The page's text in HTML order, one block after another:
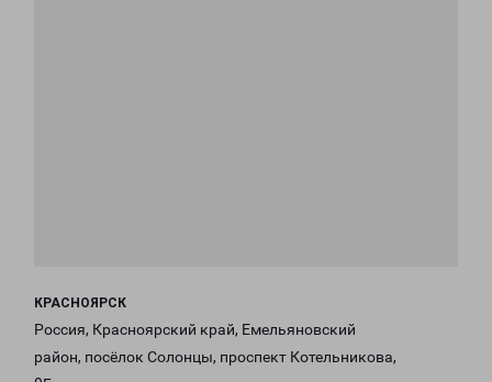
КРАСНОЯРСК
Россия, Красноярский край, Емельяновский
район, посёлок Солонцы, проспект Котельникова,